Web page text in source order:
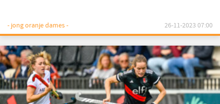
- jong oranje dames - 26-11-2023 07:00